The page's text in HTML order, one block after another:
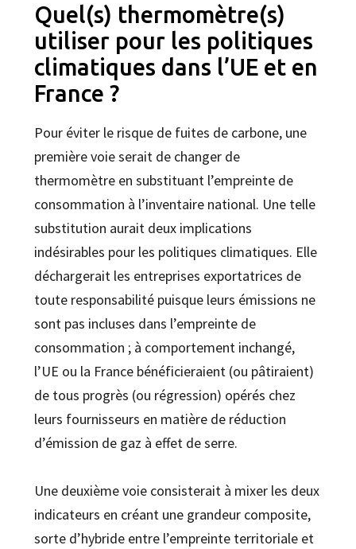
Quel(s) thermomètre(s)
utiliser pour les politiques
climatiques dans l’UE et en
France ?
Pour éviter le risque de fuites de carbone, une
première voie serait de changer de
thermomètre en substituant l’empreinte de
consommation à l’inventaire national. Une telle
substitution aurait deux implications
indésirables pour les politiques climatiques. Elle
déchargerait les entreprises exportatrices de
toute responsabilité puisque leurs émissions ne
sont pas incluses dans l’empreinte de
consommation ; à comportement inchangé,
l’UE ou la France bénéficieraient (ou pâtiraient)
de tous progrès (ou régression) opérés chez
leurs fournisseurs en matière de réduction
d’émission de gaz à effet de serre.
Une deuxième voie consisterait à mixer les deux
indicateurs en créant une grandeur composite,
sorte d’hybride entre l’empreinte territoriale et